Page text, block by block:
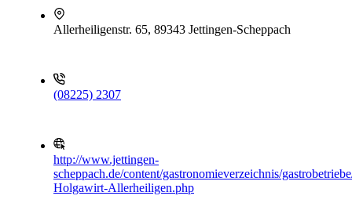
Allerheiligenstr. 65, 89343 Jettingen-Scheppach
(08225) 2307
http://www.jettingen-
scheppach.de/content/gastronomieverzeichnis/
Holgawirt-Allerheiligen.php